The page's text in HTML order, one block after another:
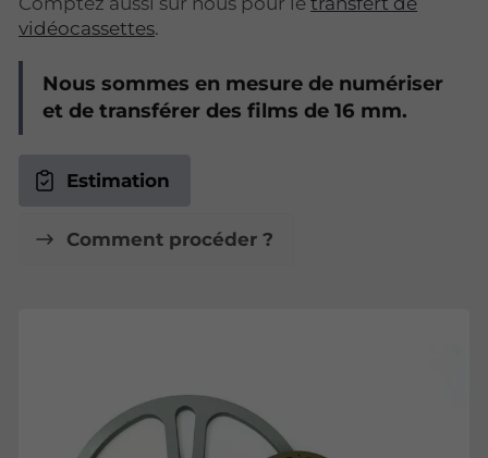
vidéocassettes.
Nous sommes en mesure de numériser
et de transférer des films de 16 mm.
Estimation
Comment procéder ?